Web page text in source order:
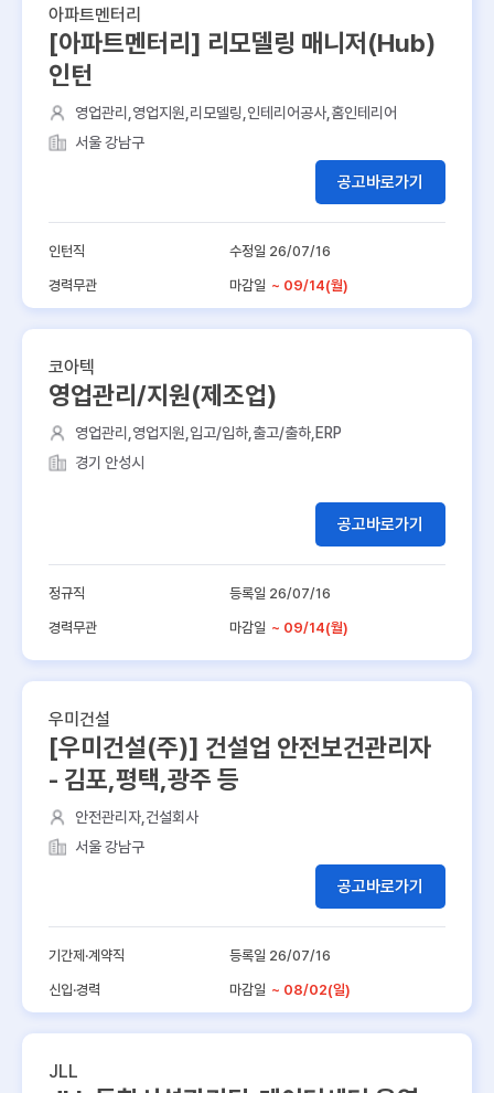
아파트멘터리
[아파트멘터리] 리모델링 매니저(Hub)
인턴
영업관리,영업지원,리모델링,인테리어공사,홈인테리어
서울 강남구
공고바로가기
인턴직 수정일 26/07/16
경력무관 마감일 ~ 09/14(월)
코아텍
영업관리/지원(제조업)
영업관리,영업지원,입고/입하,출고/출하,ERP
경기 안성시
공고바로가기
정규직 등록일 26/07/16
경력무관 마감일 ~ 09/14(월)
우미건설
[우미건설(주)] 건설업 안전보건관리자
- 김포,평택,광주 등
안전관리자,건설회사
서울 강남구
공고바로가기
기간제·계약직 등록일 26/07/16
신입·경력 마감일 ~ 08/02(일)
JLL